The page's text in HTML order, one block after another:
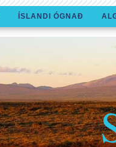
ÍSLANDI ÓGNAÐ